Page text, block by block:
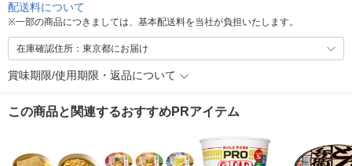
配送料について
※一部の商品につきましては、基本配送料を当社が負担いたします。
在庫確認住所：東京都にお届け
賞味期限/使用期限・返品について
この商品と関連するおすすめPRアイテム